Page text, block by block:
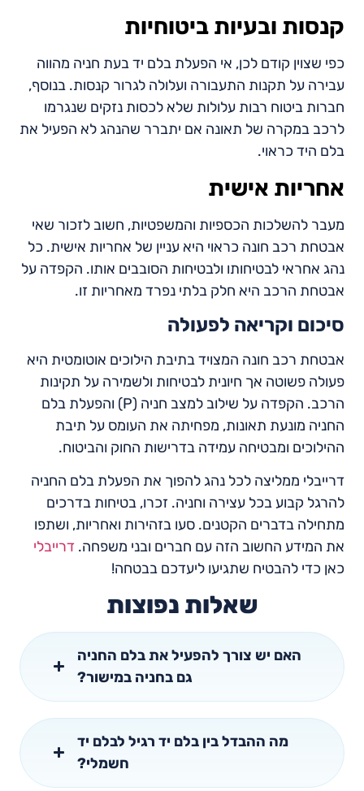
קנסות ובעיות ביטוחיות
כפי שצוין קודם לכן, אי הפעלת בלם יד בעת חניה מהווה
עבירה על תקנות התעבורה ועלולה לגרור קנסות. בנוסף,
חברות ביטוח רבות עלולות שלא לכסות נזקים שנגרמו
לרכב במקרה של תאונה אם יתברר שהנהג לא הפעיל את
בלם היד כראוי.
אחריות אישית
מעבר להשלכות הכספיות והמשפטיות, חשוב לזכור שאי
אבטחת רכב חונה כראוי היא עניין של אחריות אישית. כל
נהג אחראי לבטיחותו ולבטיחות הסובבים אותו. הקפדה על
אבטחת הרכב היא חלק בלתי נפרד מאחריות זו.
סיכום וקריאה לפעולה
אבטחת רכב חונה המצויד בתיבת הילוכים אוטומטית היא
פעולה פשוטה אך חיונית לבטיחות ולשמירה על תקינות
הרכב. הקפדה על שילוב למצב חניה (P) והפעלת בלם
החניה מונעת תאונות, מפחיתה את העומס על תיבת
ההילוכים ומבטיחה עמידה בדרישות החוק והביטוח.
דרייבלי ממליצה לכל נהג להפוך את הפעלת בלם החניה
להרגל קבוע בכל עצירה וחניה. זכרו, בטיחות בדרכים
מתחילה בדברים הקטנים. סעו בזהירות ואחריות, ושתפו
את המידע החשוב הזה עם חברים ובני משפחה. דרייבלי
כאן כדי להבטיח שתגיעו ליעדכם בבטחה!
שאלות נפוצות
האם יש צורך להפעיל את בלם החניה
גם בחניה במישור?
מה ההבדל בין בלם יד רגיל לבלם יד
חשמלי?